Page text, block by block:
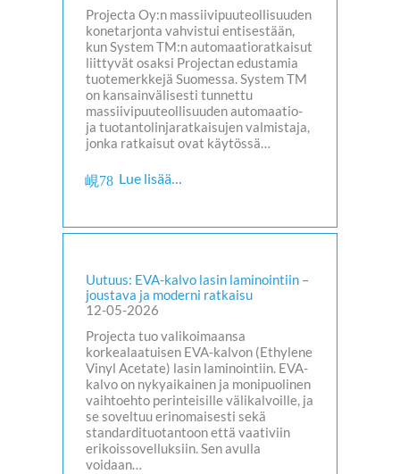
Projecta Oy:n massiivipuuteollisuuden
konetarjonta vahvistui entisestään,
kun System TM:n automaatioratkaisut
liittyvät osaksi Projectan edustamia
tuotemerkkejä Suomessa. System TM
on kansainvälisesti tunnettu
massiivipuuteollisuuden automaatio-
ja tuotantolinjaratkaisujen valmistaja,
jonka ratkaisut ovat käytössä…
Lue lisää…
Uutuus: EVA-kalvo lasin laminointiin –
joustava ja moderni ratkaisu
12-05-2026
Projecta tuo valikoimaansa
korkealaatuisen EVA-kalvon (Ethylene
Vinyl Acetate) lasin laminointiin. EVA-
kalvo on nykyaikainen ja monipuolinen
vaihtoehto perinteisille välikalvoille, ja
se soveltuu erinomaisesti sekä
standardituotantoon että vaativiin
erikoissovelluksiin. Sen avulla
voidaan…